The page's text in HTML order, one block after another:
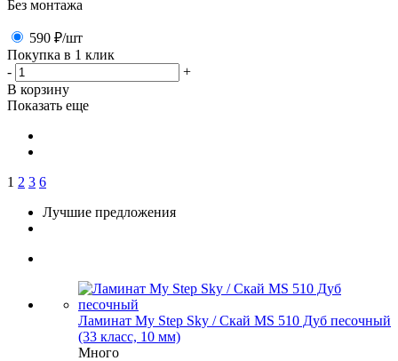
Без монтажа
590 ₽/шт
Покупка в 1 клик
-
+
В корзину
Показать еще
1 2 3 6
Лучшие предложения
Ламинат My Step Sky / Скай MS 510 Дуб песочный
(33 класс, 10 мм)
Много